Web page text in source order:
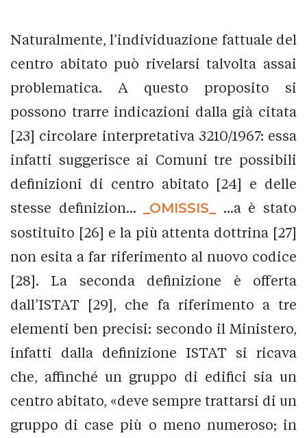
Naturalmente, l’individuazione fattuale del
centro abitato può rivelarsi talvolta assai
problematica. A questo proposito si
possono trarre indicazioni dalla già citata
[23] circolare interpretativa 3210/1967: essa
infatti suggerisce ai Comuni tre possibili
definizioni di centro abitato [24] e delle
stesse definizion...
_OMISSIS_
...a è stato
sostituito [26] e la più attenta dottrina [27]
non esita a far riferimento al nuovo codice
[28]. La seconda definizione è offerta
dall’ISTAT [29], che fa riferimento a tre
elementi ben precisi: secondo il Ministero,
infatti dalla definizione ISTAT si ricava
che, affinché un gruppo di edifici sia un
centro abitato, «deve sempre trattarsi di un
gruppo di case più o meno numeroso; in